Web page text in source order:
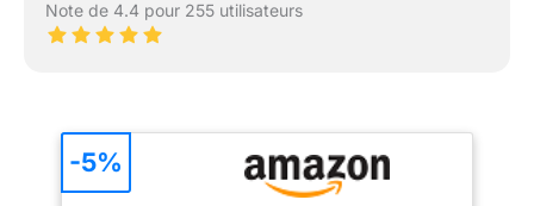
Note de 4.4 pour 255 utilisateurs
-5%